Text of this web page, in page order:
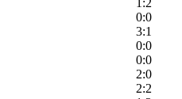
1:2
0:0
3:1
0:0
0:0
2:0
2:2